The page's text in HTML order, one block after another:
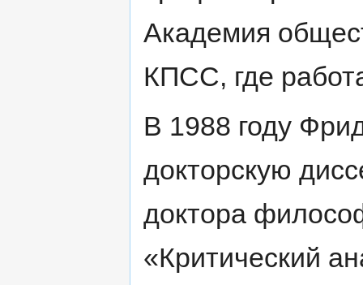
Академия
КПСС, где
В 1988 году
докторскую
доктора
«Критический